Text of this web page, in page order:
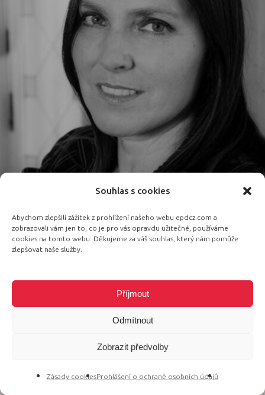
Souhlas s cookies
Abychom zlepšili zážitek z prohlížení našeho webu epdcz.com a
zobrazovali vám jen to, co je pro vás opravdu užitečné, používáme
cookies na tomto webu. Děkujeme za váš souhlas, který nám pomůže
zlepšovat naše služby.
Příjmout
Odmítnout
Zobrazit předvolby
Zásady cookiesProhlášení o ochraně osobních údajů
Speaker, Deputy Secretary General CEI